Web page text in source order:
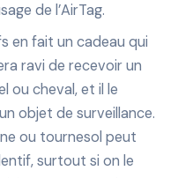
de l’AirTag.
en fait un cadeau qui
ravi de recevoir un
ou cheval, et il le
objet de surveillance.
ou tournesol peut
surtout si on le